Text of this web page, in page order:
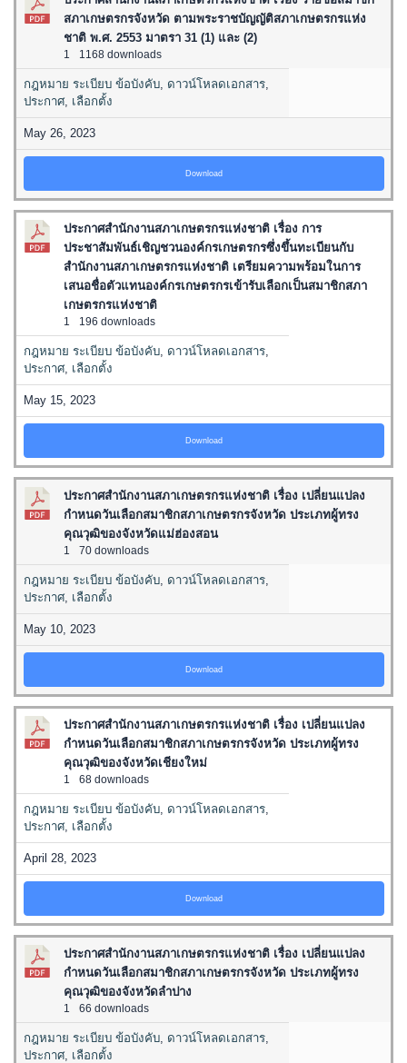
สภาเกษตรกรจังหวัด ตามพระราชบัญญัติสภาเกษตรกรแห่ง
ชาติ พ.ศ. 2553 มาตรา 31 (1) และ (2)
1 1168 downloads
กฎหมาย ระเบียบ ข้อบังคับ, ดาวน์โหลดเอกสาร,
ประกาศ, เลือกตั้ง
May 26, 2023
Download
ประกาศสำนักงานสภาเกษตรกรแห่งชาติ เรื่อง การ
ประชาสัมพันธ์เชิญชวนองค์กรเกษตรกรซึ่งขึ้นทะเบียนกับ
สำนักงานสภาเกษตรกรแห่งชาติ เตรียมความพร้อมในการ
เสนอชื่อตัวแทนองค์กรเกษตรกรเข้ารับเลือกเป็นสมาชิกสภา
เกษตรกรแห่งชาติ
1 196 downloads
กฎหมาย ระเบียบ ข้อบังคับ, ดาวน์โหลดเอกสาร,
ประกาศ, เลือกตั้ง
May 15, 2023
Download
ประกาศสำนักงานสภาเกษตรกรแห่งชาติ เรื่อง เปลี่ยนแปลง
กำหนดวันเลือกสมาชิกสภาเกษตรกรจังหวัด ประเภทผู้ทรง
คุณวุฒิของจังหวัดแม่ฮ่องสอน
1 70 downloads
กฎหมาย ระเบียบ ข้อบังคับ, ดาวน์โหลดเอกสาร,
ประกาศ, เลือกตั้ง
May 10, 2023
Download
ประกาศสำนักงานสภาเกษตรกรแห่งชาติ เรื่อง เปลี่ยนแปลง
กำหนดวันเลือกสมาชิกสภาเกษตรกรจังหวัด ประเภทผู้ทรง
คุณวุฒิของจังหวัดเชียงใหม่
1 68 downloads
กฎหมาย ระเบียบ ข้อบังคับ, ดาวน์โหลดเอกสาร,
ประกาศ, เลือกตั้ง
April 28, 2023
Download
ประกาศสำนักงานสภาเกษตรกรแห่งชาติ เรื่อง เปลี่ยนแปลง
กำหนดวันเลือกสมาชิกสภาเกษตรกรจังหวัด ประเภทผู้ทรง
คุณวุฒิของจังหวัดลำปาง
1 66 downloads
กฎหมาย ระเบียบ ข้อบังคับ, ดาวน์โหลดเอกสาร,
ประกาศ, เลือกตั้ง